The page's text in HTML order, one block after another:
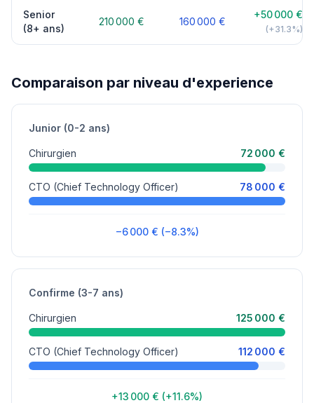
Senior
(8+ ans)
210 000 € 160 000 €
+50 000 €
(+31.3%)
Comparaison par niveau d'experience
Junior (0-2 ans)
Chirurgien 72 000 €
CTO (Chief Technology Officer) 78 000 €
−6 000 € (−8.3%)
Confirme (3-7 ans)
Chirurgien 125 000 €
CTO (Chief Technology Officer) 112 000 €
+13 000 € (+11.6%)